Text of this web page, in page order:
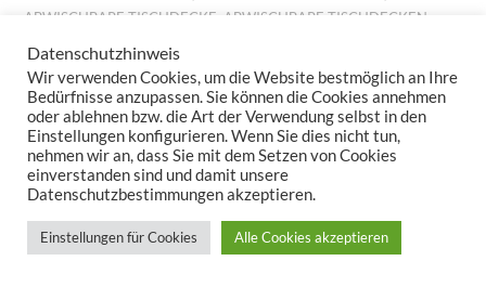
ABWISCHBARE TISCHDECKE
ABWISCHBARE TISCHDECKEN
ABWISCHBARES TISCHTUCH
ALLROUND BASKET GOBELIN , AUFLEGER GOBELIN,BESTICKTE
WOLLKISSEN,BESTICKTES WOLLKISSEN,BILLIGE KISSEN,
BILLIGE TISCHDECKE,BILLIGE TISCHLÄUFER, BILLIGE
TISCHWÄSCHE,BILLIGES TISCHTUCH,BROTKORB FRÜHLING
BROTKORB HERBST,BROTKORB SANDER
DIGITALDRUCK FRÜHLING
TISCHDECKE,FESTLICHE TISCHDECKEN,FESTLICHE
TISCHTÜCHER,FESTLICHES TISCHTUCH,
Datenschutzhinweis
Wir verwenden Cookies, um die Website bestmöglich an Ihre
Bedürfnisse anzupassen. Sie können die Cookies annehmen
oder ablehnen bzw. die Art der Verwendung selbst in den
Einstellungen konfigurieren. Wenn Sie dies nicht tun,
nehmen wir an, dass Sie mit dem Setzen von Cookies
einverstanden sind und damit unsere
Datenschutzbestimmungen akzeptieren.
Einstellungen für Cookies Alle Cookies akzeptieren